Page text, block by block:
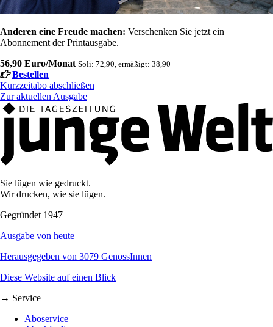
Anderen eine Freude machen: Verschenken Sie jetzt ein
Abonnement der Printausgabe.
56,90 Euro/Monat Soli: 72,90, ermäßigt: 38,90
Bestellen
Kurzzeitabo abschließen
Zur aktuellen Ausgabe
Sie lügen wie gedruckt.
Wir drucken, wie sie lügen.
Gegründet 1947
Ausgabe von heute
Herausgegeben von 3079 GenossInnen
Diese Website auf einen Blick
→ Service
Aboservice